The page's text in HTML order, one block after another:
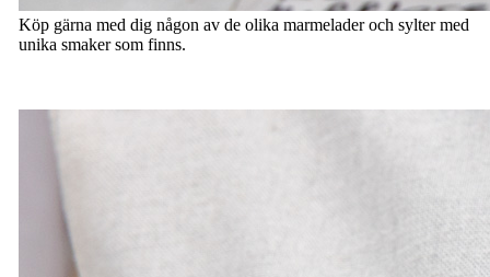
Köp gärna med dig någon av de olika marmelader och sylter med
unika smaker som finns.